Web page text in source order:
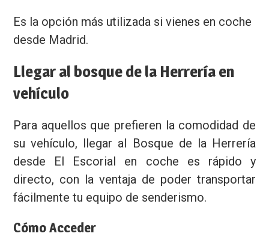
Es la opción más utilizada si vienes en coche
desde Madrid.
Llegar al bosque de la Herrería en
vehículo
Para aquellos que prefieren la comodidad de
su vehículo, llegar al Bosque de la Herrería
desde El Escorial en coche es rápido y
directo, con la ventaja de poder transportar
fácilmente tu equipo de senderismo.
Cómo Acceder